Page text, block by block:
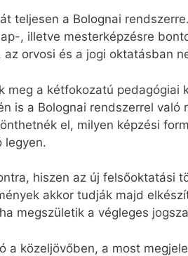
teljesen a Bolognai
, illetve mesterképzésre
orvosi és a jogi oktatásban
a kétfokozatú pedagógiai
is a Bolognai rendszerrel való
el, milyen képzési
legyen.
hiszen az új felsőoktatási
akkor tudják majd
megszületik a végleges
a közeljövőben, a most